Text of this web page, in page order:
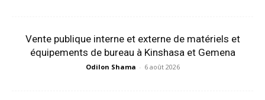
Vente publique interne et externe de matériels et
équipements de bureau à Kinshasa et Gemena
Odilon Shama - 6 août 2026